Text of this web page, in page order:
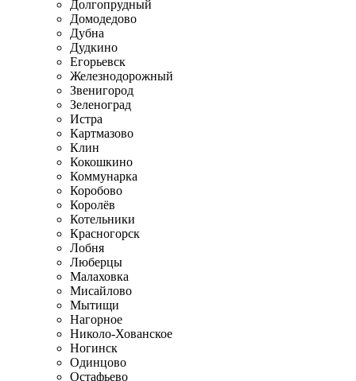
Долгопрудный
Домодедово
Дубна
Дудкино
Егорьевск
Железнодорожный
Звенигород
Зеленоград
Истра
Картмазово
Клин
Кокошкино
Коммунарка
Коробово
Королёв
Котельники
Красногорск
Лобня
Люберцы
Малаховка
Мисайлово
Мытищи
Нагорное
Николо-Хованское
Ногинск
Одинцово
Остафьево